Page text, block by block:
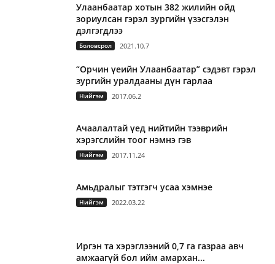
Улаанбаатар хотын 382 жилийн ойд
зориулсан гэрэл зургийн үзэсгэлэн
дэлгэгдлээ
Боловсрол 2021.10.7
“Орчин үеийн Улаанбаатар” сэдэвт гэрэл
зургийн уралдааны дүн гарлаа
Нийгэм 2017.06.2
Ачаалалтай үед нийтийн тээврийн
хэрэгслийн тоог нэмнэ гэв
Нийгэм 2017.11.24
Амьдралыг тэтгэгч усаа хэмнэе
Нийгэм 2022.03.22
Иргэн та хэрэглээний 0,7 га газраа авч
амжаагүй бол ийм амархан...